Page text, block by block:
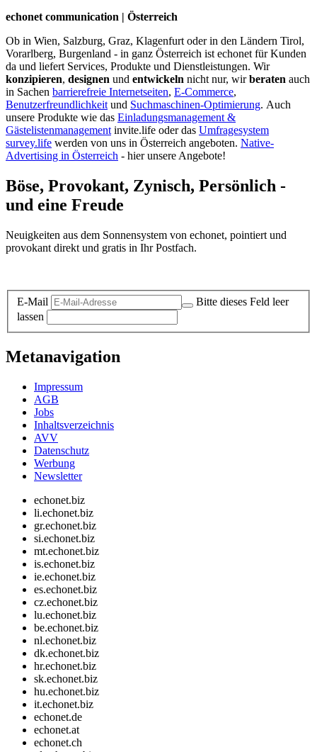
echonet communication | Österreich
Ob in Wien, Salzburg, Graz, Klagenfurt oder in den Ländern Tirol,
Vorarlberg, Burgenland - in ganz Österreich ist echonet für Kunden
da und liefert Services, Produkte und Dienstleistungen. Wir
konzipieren, designen und entwickeln nicht nur, wirberaten auch
in Sachen barrierefreie Internetseiten, E-Commerce,
Benutzerfreundlichkeit und Suchmaschinen-Optimierung. Auch
unsere Produkte wie das Einladungsmanagement &
Gästelistenmanagement invite.life oder das Umfragesystem
survey.life werden von uns in Österreich angeboten. Native-
Advertising in Österreich - hier unsere Angebote!
Böse, Provokant, Zynisch, Persönlich -
und eine Freude
Neuigkeiten aus dem Sonnensystem von echonet, pointiert und
provokant direkt und gratis in Ihr Postfach.
E-Mail
Bitte dieses Feld leer
lassen
Metanavigation
Impressum
AGB
Jobs
Inhaltsverzeichnis
AVV
Datenschutz
Werbung
Newsletter
echonet.biz
li.echonet.biz
gr.echonet.biz
si.echonet.biz
mt.echonet.biz
is.echonet.biz
ie.echonet.biz
es.echonet.biz
cz.echonet.biz
lu.echonet.biz
be.echonet.biz
nl.echonet.biz
dk.echonet.biz
hr.echonet.biz
sk.echonet.biz
hu.echonet.biz
it.echonet.biz
echonet.de
echonet.at
echonet.ch